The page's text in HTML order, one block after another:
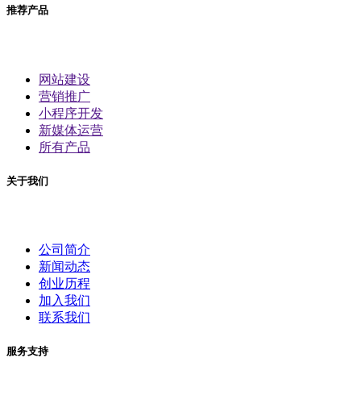
推荐产品
网站建设
营销推广
小程序开发
新媒体运营
所有产品
关于我们
公司简介
新闻动态
创业历程
加入我们
联系我们
服务支持